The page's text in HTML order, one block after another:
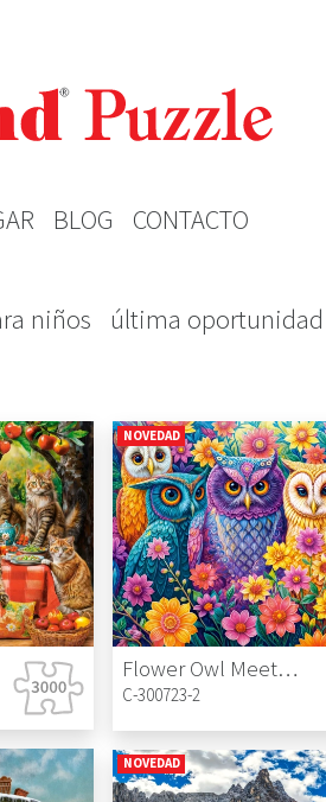
BLOG CONTACTO
niños última oportunidad
NOVEDAD
Flower Owl Meeting
C-300723-2
NOVEDAD